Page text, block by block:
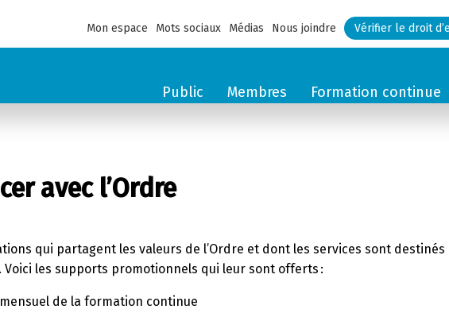
Mon espace Mots sociaux Médias Nous joindre Vérifier le droit
Public Membres Formation continue
avec l’Ordre
qui partagent les valeurs de l’Ordre et dont les services sont
Voici les supports promotionnels qui leur sont offerts :
de la formation continue